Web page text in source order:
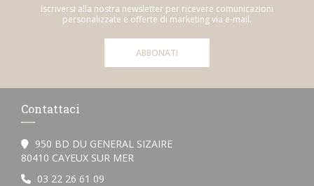
Iscriversi alla nostra newsletter per ricevere comunicazioni
personalizzate e offerte di marketing via e-mail.
ABBONATI
Contattaci
950 BD DU GENERAL SIZAIRE
80410 CAYEUX SUR MER
03 22 26 61 09